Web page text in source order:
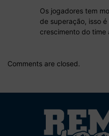
Os jogadores tem
de superação, isso
crescimento do time
Comments are closed.